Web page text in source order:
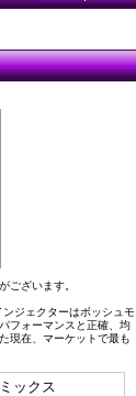
ございます。
ジェクターはボッシュモ
フォーマンスと正確、均
現在、マーケットで最も
ックス